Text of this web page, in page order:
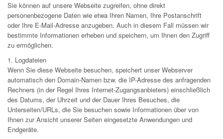
Sie können auf unsere Webseite zugreifen, ohne direkt
personenbezogene Daten wie etwa Ihren Namen, Ihre Postanschrift
oder Ihre E-Mail-Adresse anzugeben. Auch in diesem Fall müssen wir
bestimmte Informationen erheben und speichern, um Ihnen den Zugriff
zu ermöglichen.
1. Logdateien
Wenn Sie diese Webseite besuchen, speichert unser Webserver
automatisch den Domain-Namen bzw. die IP-Adresse des anfragenden
Rechners (in der Regel Ihres Internet-Zugangsanbieters) einschließlich
des Datums, der Uhrzeit und der Dauer Ihres Besuches, die
Unterseiten/URLs, die Sie besuchen sowie Informationen über von
Ihnen zur Ansicht unserer Seiten eingesetzte Anwendungen und
Endgeräte.